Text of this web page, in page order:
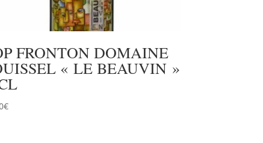
FRONTON DOMAINE
« LE BEAUVIN »
€